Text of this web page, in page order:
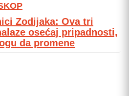
Zodijaka: Ova tri
osećaj pripadnosti,
da promene